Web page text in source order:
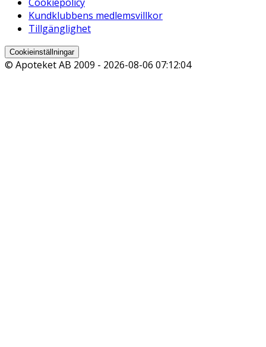
Kundklubbens medlemsvillkor
Tillgänglighet
Cookieinställningar
© Apoteket AB 2009 - 2026-08-06 07:12:04